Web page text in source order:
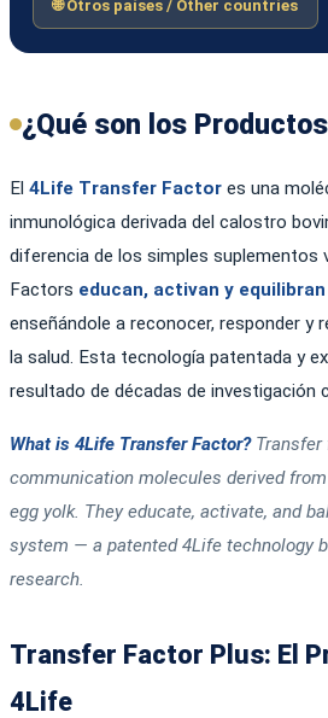
🌐 Otros países / Other countries
¿Qué son los
El 4Life Transfer Factor es una
inmunológica derivada del calostro
diferencia de los simples suplementos
Factors educan, activan y equilibran
enseñándole a reconocer, responder y
la salud. Esta tecnología patentada y
resultado de décadas de investigación
What is 4Life Transfer Factor?Transfer
communication molecules derived
egg yolk. They educate, activate, and
system — a patented 4Life technology
research.
Transfer Factor Plus: El
4Life